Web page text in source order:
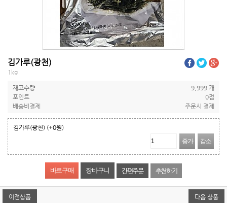
김가루(광천)
1kg
재고수량
9,999 개
포인트
0점
배송비결제
주문시 결제
김가루(광천) (+0원)
증가
감소
간편주문 추천하기
이전상품 다음 상품